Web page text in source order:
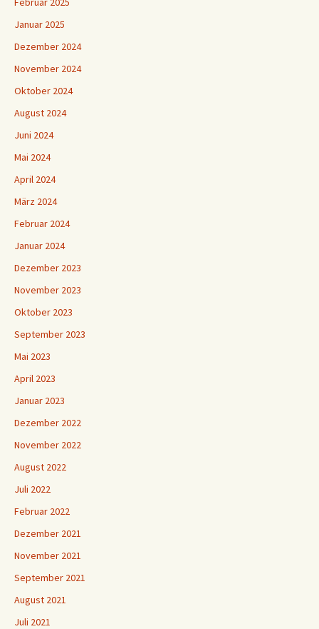
Januar 2025
Dezember 2024
November 2024
Oktober 2024
August 2024
Juni 2024
Mai 2024
April 2024
März 2024
Februar 2024
Januar 2024
Dezember 2023
November 2023
Oktober 2023
September 2023
Mai 2023
April 2023
Januar 2023
Dezember 2022
November 2022
August 2022
Juli 2022
Februar 2022
Dezember 2021
November 2021
September 2021
August 2021
Juli 2021